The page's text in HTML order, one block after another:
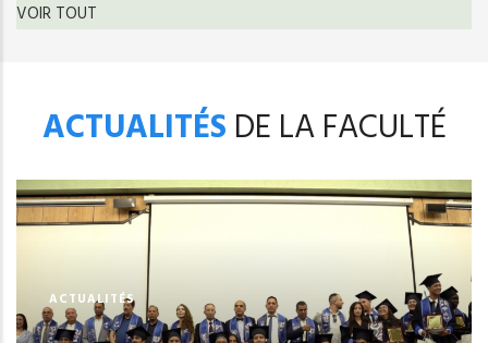
VOIR TOUT
ACTUALITÉS DE LA FACULTÉ
ACTUALITÉS